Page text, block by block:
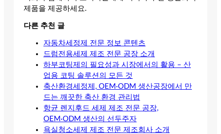
제품을 제공하세요.
다른 추천 글
자동차세정제 전문 정보 콘텐츠
드럼전용세제 제조 전문 공장 소개
하부코팅제의 필요성과 시장에서의 활용 – 산
업용 코팅 솔루션의 모든 것
축산환경세정제, OEM·ODM 생산공장에서 만
드는 깨끗한 축산 환경 관리법
항균 렌지후드 세제 제조 전문 공장,
OEM·ODM 생산의 선두주자
욕실청소세제 제조 전문 제조회사 소개